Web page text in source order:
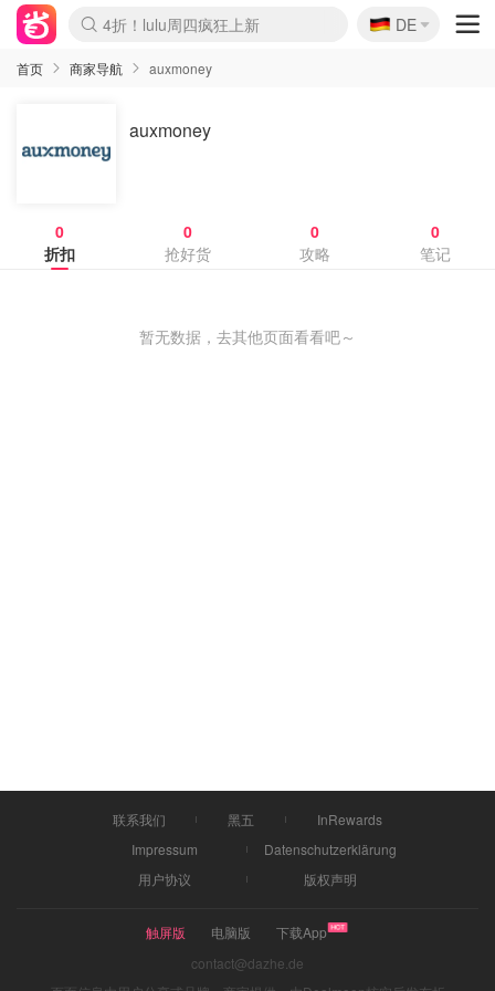
Boticinal 夏促开抢！
4折！lulu周四疯狂上新
还没结束！&OtherStories大促
Joybuy变相75折 随时失效
速领！Stanley独家85折
疑似霸哥！Camper额外叠85折
Zalando 奥莱闪促！每日更新
Moncler反季囤！5折起+叠9折
Coach Brooklyn仅€192
🇩🇪
DE
首页 商家导航 auxmoney
auxmoney
0
折扣
0
抢好货
0
攻略
0
笔记
暂无数据，去其他页面看看吧～
联系我们 黑五
InRewards
Impressum
Datenschutzerklärung
用户协议
版权声明
触屏版 电脑版
下载App
contact@dazhe.de